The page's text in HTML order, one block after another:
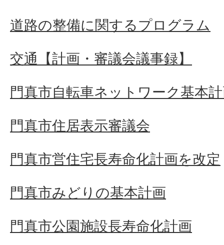
道路の整備に関するプログラム
交通【計画・審議会議事録】
門真市自転車ネットワーク基本
門真市住居表示審議会
門真市営住宅長寿命化計画を改定
門真市みどりの基本計画
門真市公園施設長寿命化計画